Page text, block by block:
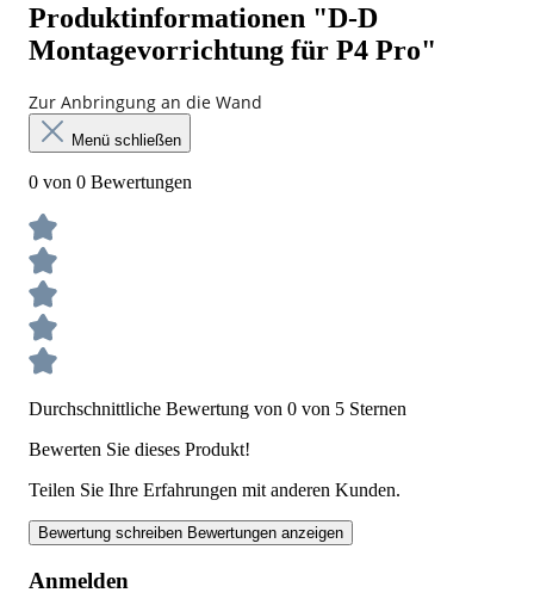
Produktinformationen "D-D
Montagevorrichtung für P4 Pro"
Zur Anbringung an die Wand
Menü schließen
0 von 0 Bewertungen
Durchschnittliche Bewertung von 0 von 5 Sternen
Bewerten Sie dieses Produkt!
Teilen Sie Ihre Erfahrungen mit anderen Kunden.
Bewertung schreiben Bewertungen anzeigen
Anmelden